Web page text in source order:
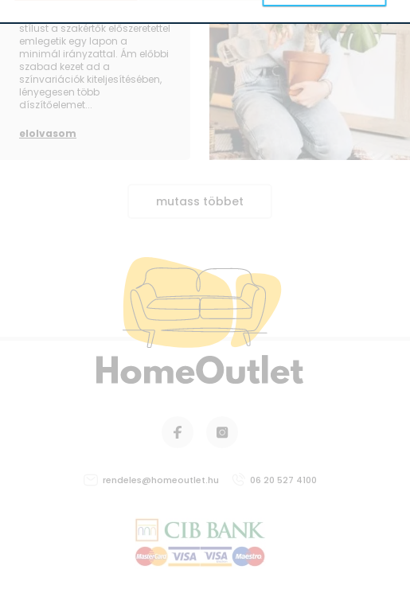
stílust a szakértők előszeretettel
emlegetik egy lapon a
minimál irányzattal. Ám előbbi
szabad kezet ad a
színvariációk kiteljesítésében,
lényegesen több
díszítőelemet...
elolvasom
mutass többet
rendeles@homeoutlet.hu 06 20 527 4100